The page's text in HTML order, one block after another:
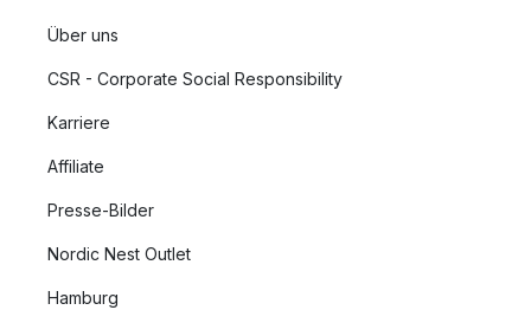
Über uns
CSR - Corporate Social Responsibility
Karriere
Affiliate
Presse-Bilder
Nordic Nest Outlet
Hamburg